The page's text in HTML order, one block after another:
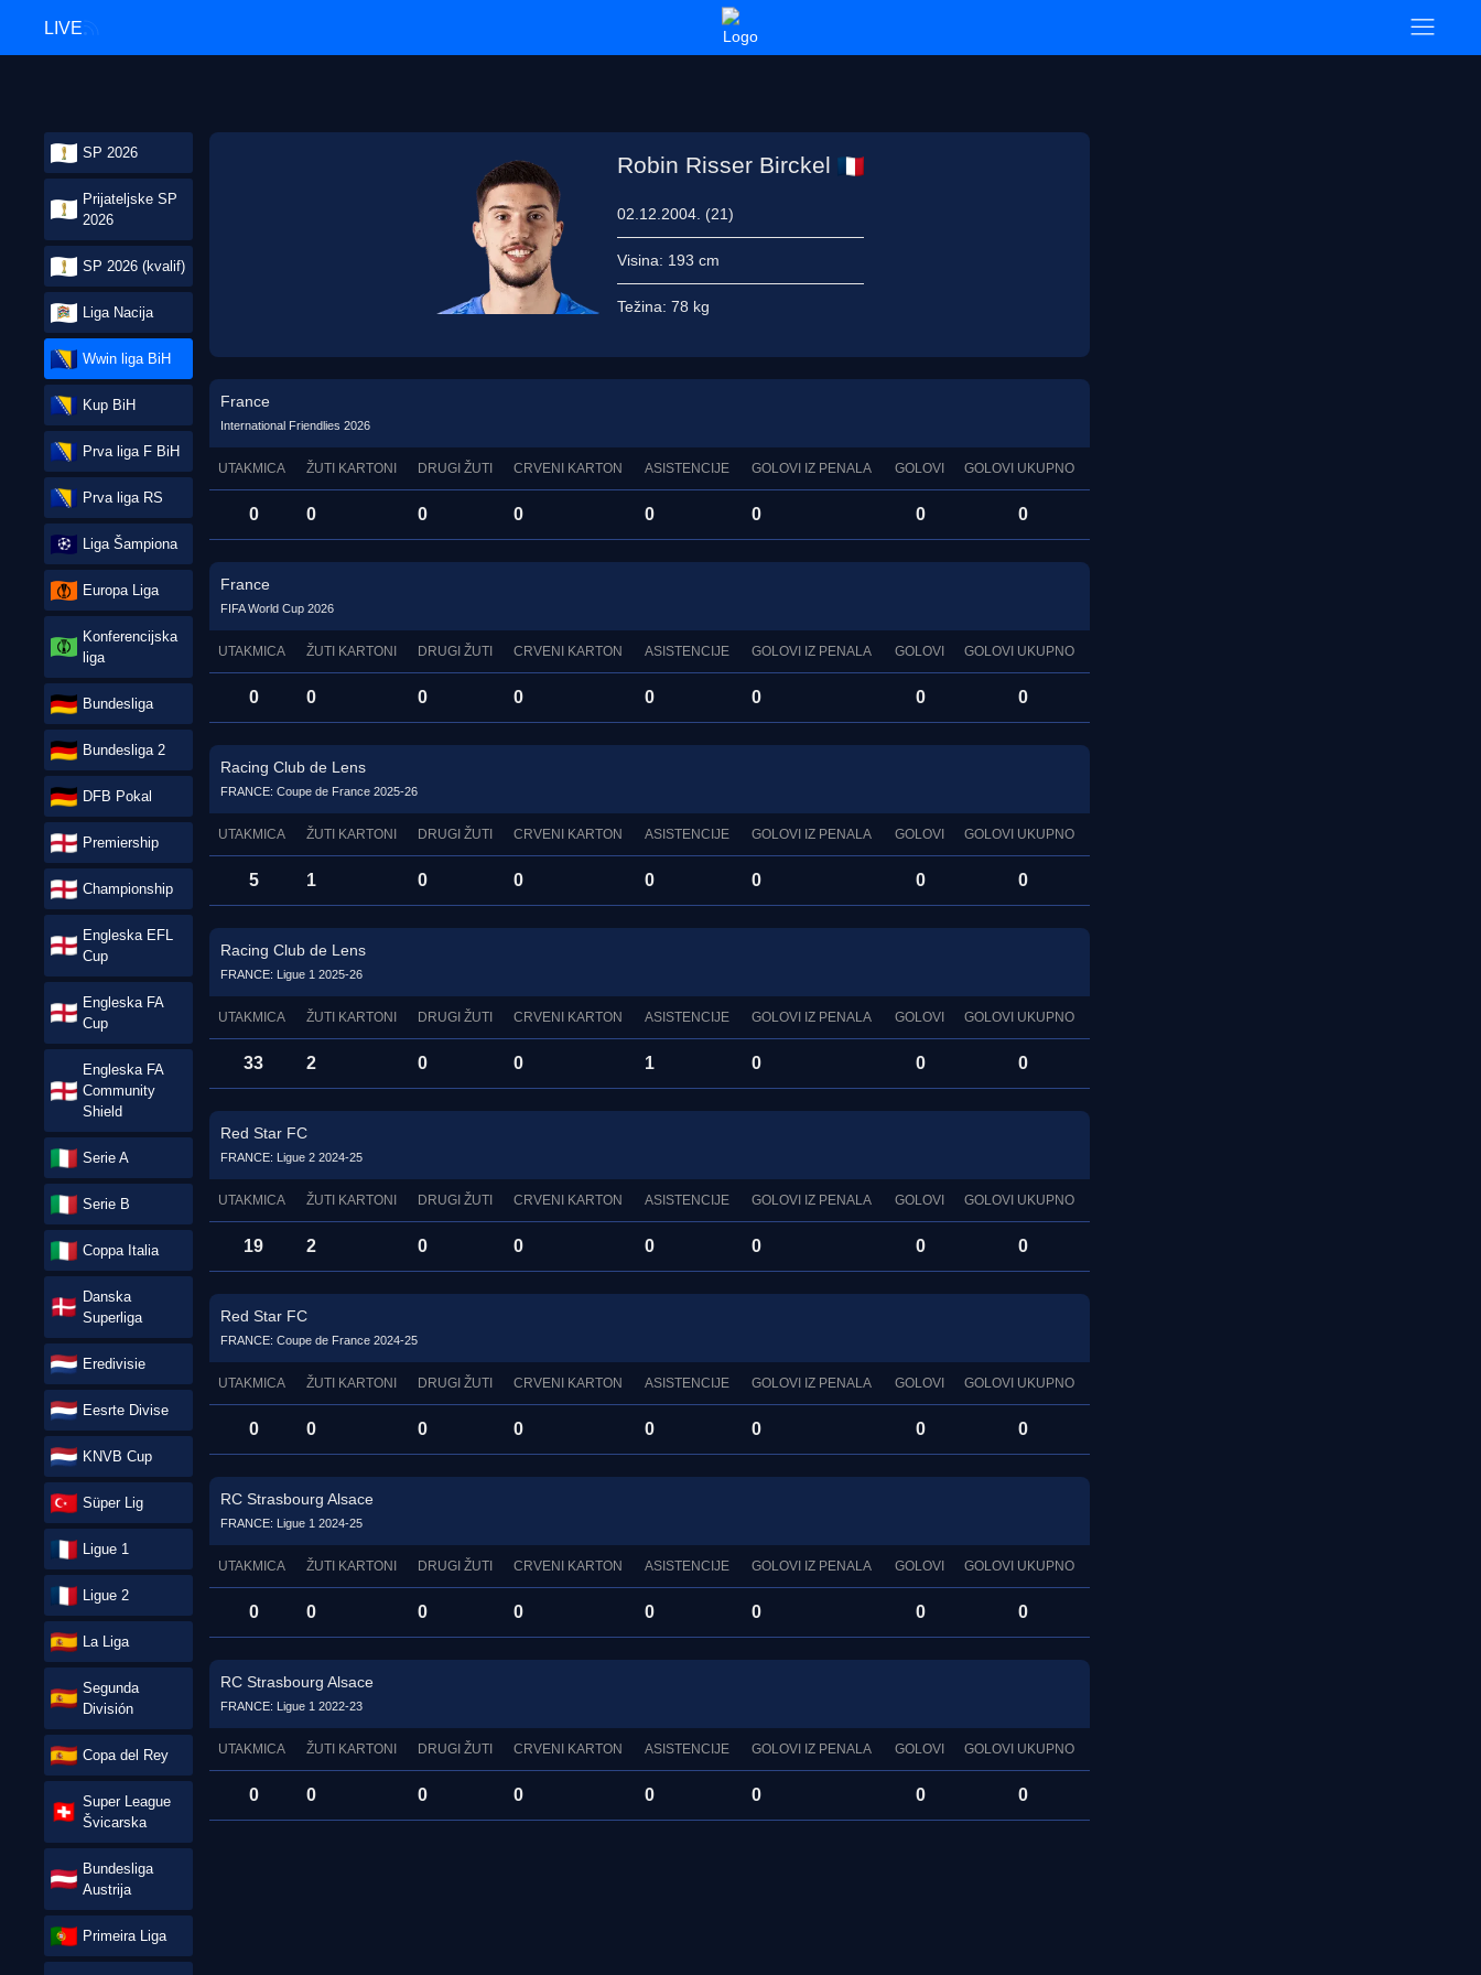
LIVE
SP 2026
Prijateljske SP
2026
SP 2026 (kvalif)
Liga Nacija
Wwin liga BiH
Kup BiH
Prva liga F BiH
Prva liga RS
Liga Šampiona
Europa Liga
Konferencijska
liga
Bundesliga
Bundesliga 2
DFB Pokal
Premiership
Championship
Engleska EFL
Cup
Engleska FA
Cup
Engleska FA
Community
Shield
Serie A
Serie B
Coppa Italia
Danska
Superliga
Eredivisie
Eesrte Divise
KNVB Cup
Süper Lig
Ligue 1
Ligue 2
La Liga
Segunda
División
Copa del Rey
Super League
Švicarska
Bundesliga
Austrija
Primeira Liga
Robin Risser Birckel
02.12.2004. (21)
Visina: 193 cm
Težina: 78 kg
France
International Friendlies 2026
UTAKMICA ŽUTI KARTONI DRUGI ŽUTI CRVENI KARTON ASISTENCIJE GOLOVI IZ PENALA GOLOVI GOLOVI UKUPNO
0 0 0 0 0 0 0 0
France
FIFA World Cup 2026
UTAKMICA ŽUTI KARTONI DRUGI ŽUTI CRVENI KARTON ASISTENCIJE GOLOVI IZ PENALA GOLOVI GOLOVI UKUPNO
0 0 0 0 0 0 0 0
Racing Club de Lens
FRANCE: Coupe de France 2025-26
UTAKMICA ŽUTI KARTONI DRUGI ŽUTI CRVENI KARTON ASISTENCIJE GOLOVI IZ PENALA GOLOVI GOLOVI UKUPNO
5 1 0 0 0 0 0 0
Racing Club de Lens
FRANCE: Ligue 1 2025-26
UTAKMICA ŽUTI KARTONI DRUGI ŽUTI CRVENI KARTON ASISTENCIJE GOLOVI IZ PENALA GOLOVI GOLOVI UKUPNO
33 2 0 0 1 0 0 0
Red Star FC
FRANCE: Ligue 2 2024-25
UTAKMICA ŽUTI KARTONI DRUGI ŽUTI CRVENI KARTON ASISTENCIJE GOLOVI IZ PENALA GOLOVI GOLOVI UKUPNO
19 2 0 0 0 0 0 0
Red Star FC
FRANCE: Coupe de France 2024-25
UTAKMICA ŽUTI KARTONI DRUGI ŽUTI CRVENI KARTON ASISTENCIJE GOLOVI IZ PENALA GOLOVI GOLOVI UKUPNO
0 0 0 0 0 0 0 0
RC Strasbourg Alsace
FRANCE: Ligue 1 2024-25
UTAKMICA ŽUTI KARTONI DRUGI ŽUTI CRVENI KARTON ASISTENCIJE GOLOVI IZ PENALA GOLOVI GOLOVI UKUPNO
0 0 0 0 0 0 0 0
RC Strasbourg Alsace
FRANCE: Ligue 1 2022-23
UTAKMICA ŽUTI KARTONI DRUGI ŽUTI CRVENI KARTON ASISTENCIJE GOLOVI IZ PENALA GOLOVI GOLOVI UKUPNO
0 0 0 0 0 0 0 0